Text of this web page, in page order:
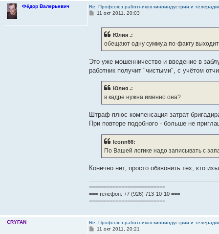
Фёдор Валерьевич
Re: Профсоюз работников киноиндустрии и
С
е
11 окт 2011, 20:03
Юлия .:
обещают одну сумму,а по-факту выходит
Это уже мошенничество и введение в
работник получит "чистыми", с учётом
Юлия .:
в кадре нужна именно она?
Штраф плюс компенсация затрат
При повторе подобного - больше не
leonn66:
По Вашей логике надо записывать с
Конечно нет, просто обзвонить тех, кто
==========================
=== телефон: +7 (926) 713-10-10 ===
==========================
CRYFAN
Re: Профсоюз работников киноиндустрии и
С11 окт 2011, 20:21